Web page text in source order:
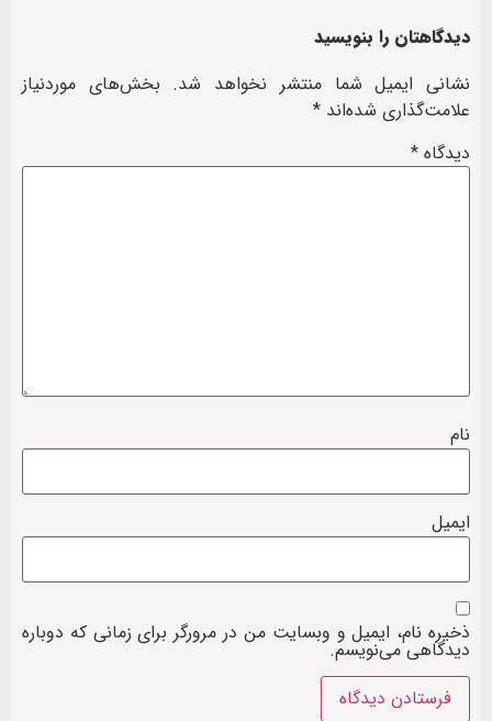
دیدگاهتان را بنویسید
نشانی ایمیل شما منتشر نخواهد شد. بخش‌های موردنیاز
علامت‌گذاری شده‌اند *
دیدگاه *
نام
ایمیل
ذخیره نام، ایمیل و وبسایت من در مرورگر برای زمانی که دوباره
دیدگاهی می‌نویسم.